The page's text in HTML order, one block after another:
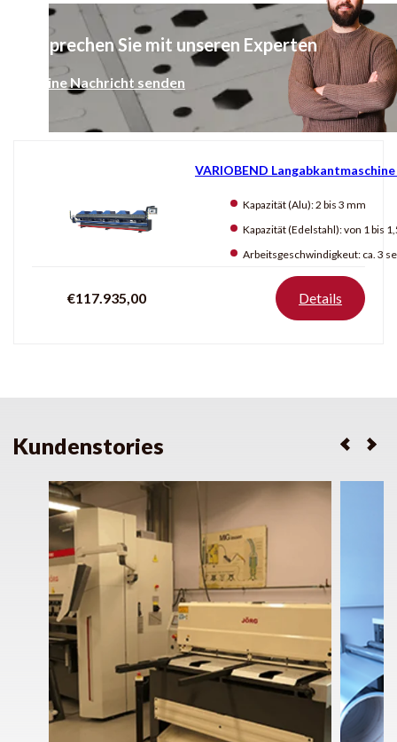
VARIOBEND Langabkantmaschine
Kapazität (Alu):2 bis 3 mm
Kapazität (Edelstahl):von 1 bis
Arbeitsgeschwindigkeut: ca. 3 sec
€117.935,00 Details
Sprechen Sie mit unseren Experten
Eine Nachricht senden
Kundenstories